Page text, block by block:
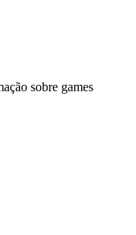
sobre games